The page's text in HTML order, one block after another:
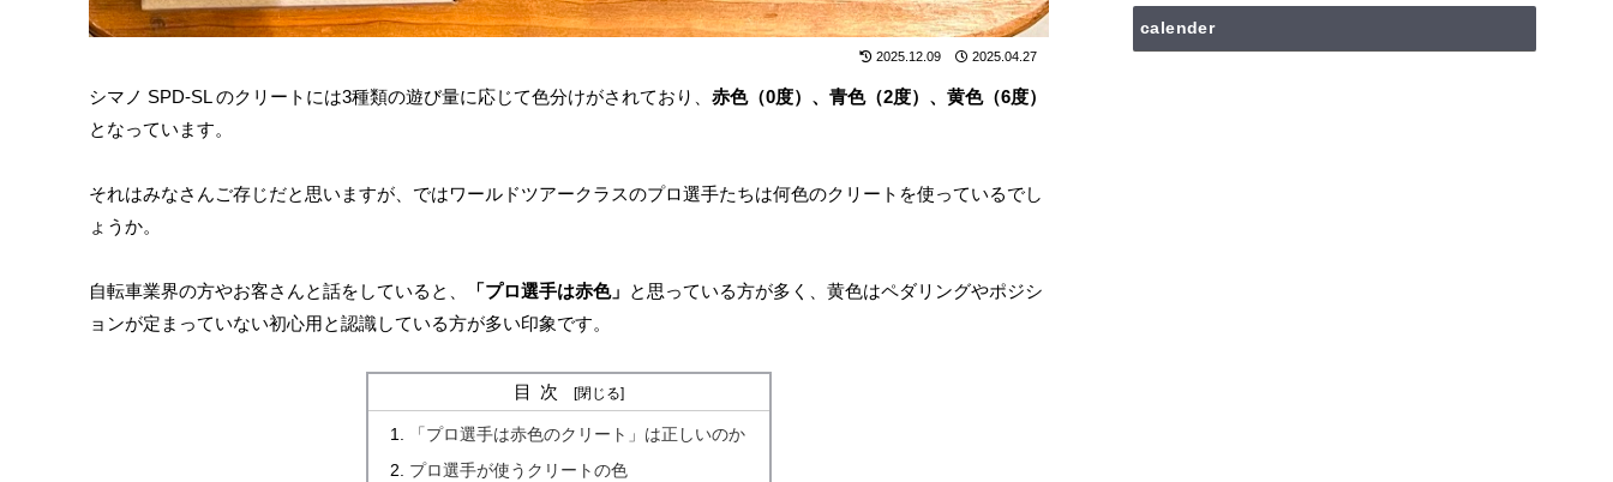
2025.12.09 2025.04.27
シマノ SPD-SL のクリートには3種類の遊び量に応じて色分けがされており、 赤色（0度）、青色（2度）、黄色（6度）
となっています。
それはみなさんご存じだと思いますが、ではワールドツアークラスのプロ選手たちは何色のクリートを使っているでし
ょうか。
自転車業界の方やお客さんと話をしていると、 「プロ選手は赤色」 と思っている方が多く、黄色はペダリングやポジシ
ョンが定まっていない初心用と認識している方が多い印象です。
目次
「プロ選手は赤色のクリート」は正しいのか
プロ選手が使うクリートの色
calender